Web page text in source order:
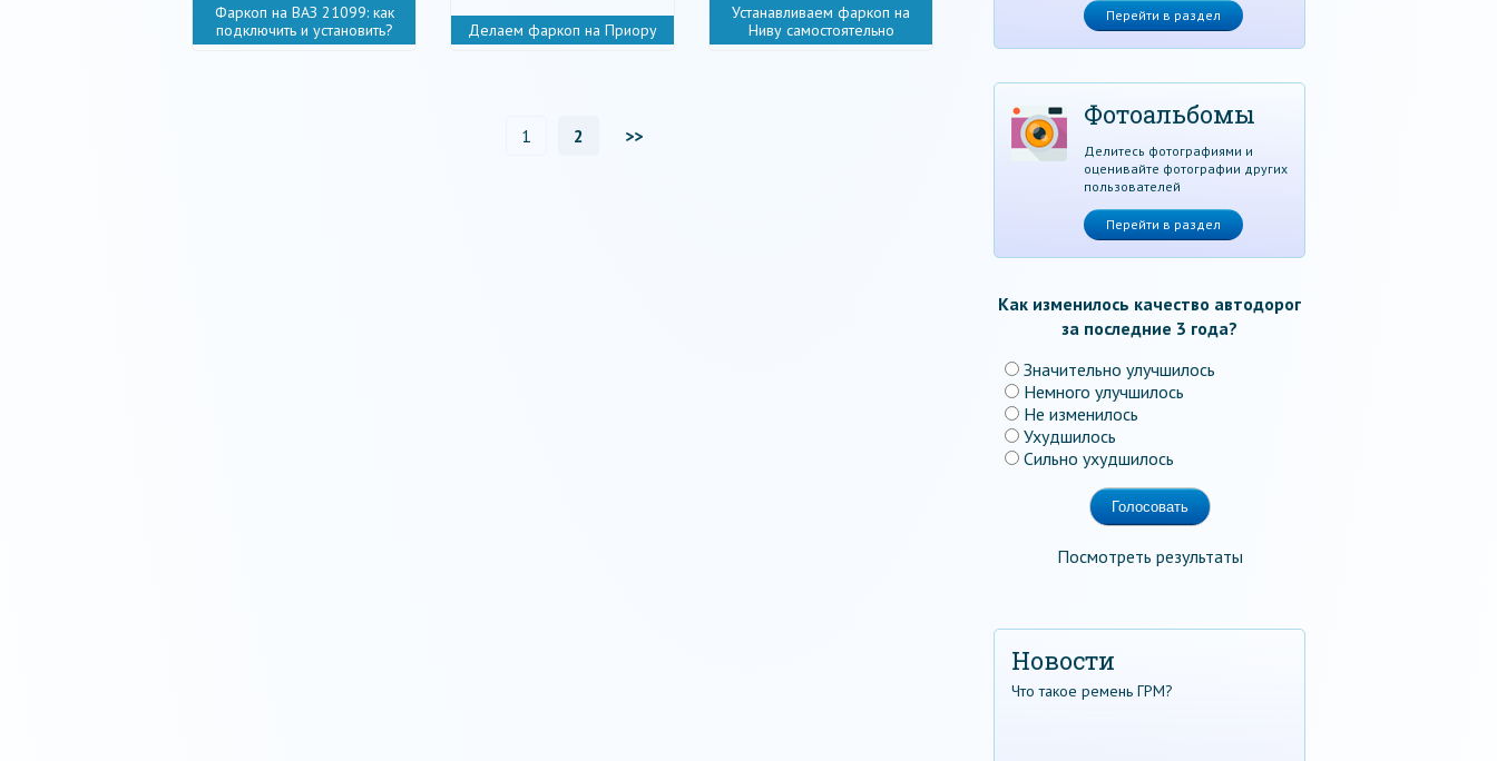
Фаркоп на ВАЗ 21099: как
подключить и установить?
Делаем фаркоп на Приору
Устанавливаем фаркоп на
Ниву самостоятельно
1 2 >>
Перейти в раздел
Фотоальбомы
Делитесь фотографиями и
оценивайте фотографии других
пользователей
Перейти в раздел
Как изменилось качество автодорог
за последние 3 года?
Значительно улучшилось
Немного улучшилось
Не изменилось
Ухудшилось
Сильно ухудшилось
Посмотреть результаты
Новости
Что такое ремень ГРМ?